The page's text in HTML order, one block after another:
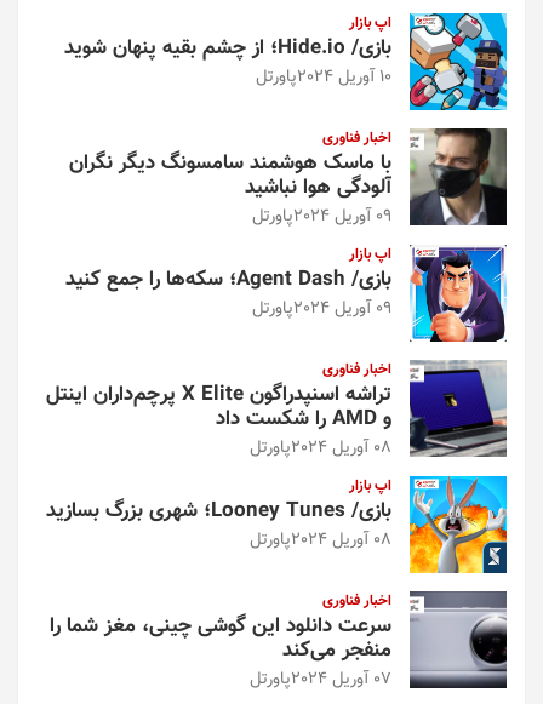
اپ بازار
بازی/ Hide.io؛ از چشم بقیه پنهان شوید
10 آوریل 2024 پاورتل
اخبار فناوری
با ماسک هوشمند سامسونگ دیگر نگران
آلودگی هوا نباشید
09 آوریل 2024 پاورتل
اپ بازار
بازی/ Agent Dash؛ سکه‌ها را جمع کنید
09 آوریل 2024 پاورتل
اخبار فناوری
تراشه اسنپدراگون X Elite پرچم‌داران اینتل
و AMD را شکست داد
08 آوریل 2024 پاورتل
اپ بازار
بازی/ Looney Tunes؛ شهری بزرگ بسازید
08 آوریل 2024 پاورتل
اخبار فناوری
سرعت دانلود این گوشی چینی، مغز شما را
منفجر می‌کند
07 آوریل 2024 پاورتل